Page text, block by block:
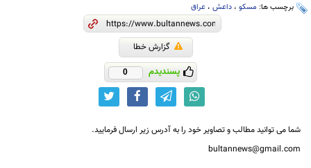
برچسب ها: مسکو ، داعش ، عراق
گزارش خطا
پسندیدم 0
شما می توانید مطالب و تصاویر خود را به آدرس زیر ارسال فرمایید.
bultannews@gmail.com